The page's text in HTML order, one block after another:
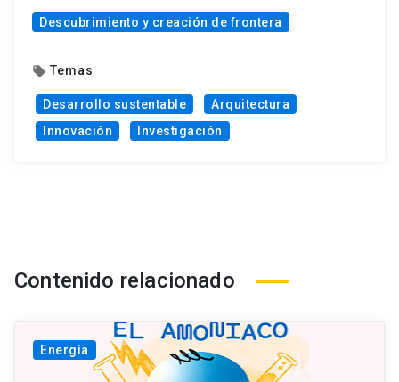
Descubrimiento y creación de frontera
local_offer Temas
Desarrollo sustentable
Arquitectura
Innovación
Investigación
Contenido relacionado
Energía